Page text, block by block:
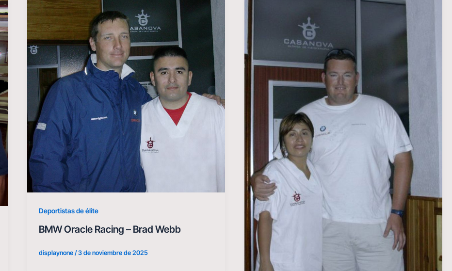
Deportistas de élite
BMW Oracle Racing – Brad Webb
displaynone/3 de noviembre de 2025